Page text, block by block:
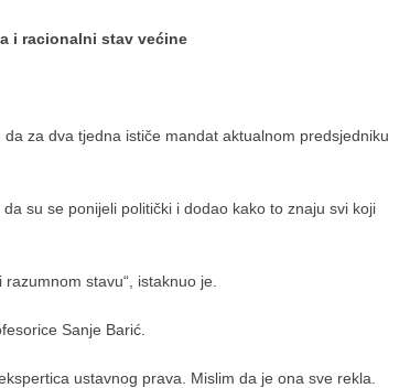
i racionalni stav većine
za dva tjedna ističe mandat aktualnom predsjedniku
su se ponijeli politički i dodao kako to znaju svi koji
stavu“, istaknuo je.
Sanje Barić.
ustavnog prava. Mislim da je ona sve rekla.